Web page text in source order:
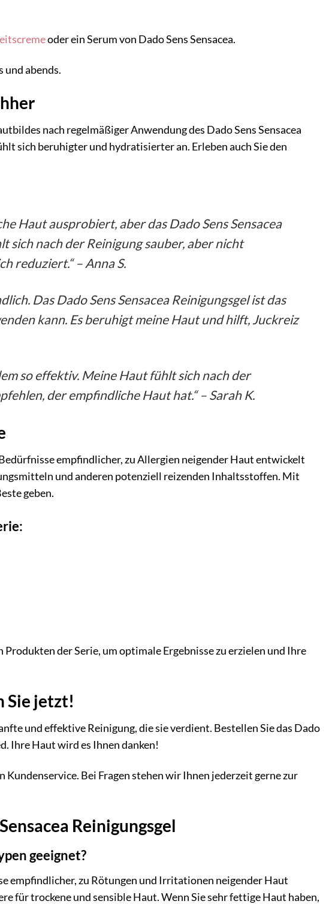
oder ein Serum von Dado Sens Sensacea.
und abends.
nach regelmäßiger Anwendung des Dado Sens Sensacea
sich beruhigter und hydratisierter an. Erleben auch Sie den
Haut ausprobiert, aber das Dado Sens Sensacea
sich nach der Reinigung sauber, aber nicht
reduziert.“ – Anna S.
Das Dado Sens Sensacea Reinigungsgel ist das
kann. Es beruhigt meine Haut und hilft, Juckreiz
so effektiv. Meine Haut fühlt sich nach der
der empfindliche Haut hat.“ – Sarah K.
empfindlicher, zu Allergien neigender Haut entwickelt
und anderen potenziell reizenden Inhaltsstoffen. Mit
geben.
der Serie, um optimale Ergebnisse zu erzielen und Ihre
Sie jetzt!
und effektive Reinigung, die sie verdient. Bestellen Sie das Dado
Ihre Haut wird es Ihnen danken!
Bei Fragen stehen wir Ihnen jederzeit gerne zur
Reinigungsgel
geeignet?
empfindlicher, zu Rötungen und Irritationen neigender Haut
für trockene und sensible Haut. Wenn Sie sehr fettige Haut haben,